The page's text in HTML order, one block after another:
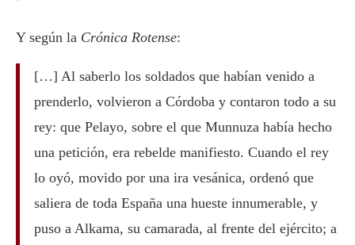
Y según la Crónica Rotense:
[…] Al saberlo los soldados que habían venido a
prenderlo, volvieron a Córdoba y contaron todo a su
rey: que Pelayo, sobre el que Munnuza había hecho
una petición, era rebelde manifiesto. Cuando el rey
lo oyó, movido por una ira vesánica, ordenó que
saliera de toda España una hueste innumerable, y
puso a Alkama, su camarada, al frente del ejército; a